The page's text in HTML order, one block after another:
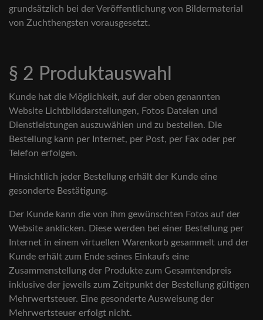
grundsätzlich bei der Veröffentlichung von Bildermaterial
von Zuchthengsten vorausgesetzt.
§ 2 Produktauswahl
Kunde hat die Möglichkeit, auf der oben genannten
Website Lichtbilddarstellungen, Fotos Dateien und
Dienstleistungen auszuwählen und zu bestellen. Die
Bestellung kann per Internet, per Post, per Fax oder per
Telefon erfolgen.
Hinsichtlich jeder Bestellung erhält der Kunde eine
gesonderte Bestätigung.
Der Kunde kann die von ihm gewünschten Fotos auf der
Website anklicken. Diese werden bei einer Bestellung per
Internet in einem virtuellen Warenkorb gesammelt und der
Kunde erhält zum Ende seines Einkaufs eine
Zusammenstellung der Produkte zum Gesamtendpreis
inklusive der jeweils zum Zeitpunkt der Bestellung gültigen
Mehrwertsteuer. Eine gesonderte Ausweisung der
Mehrwertsteuer erfolgt nicht.